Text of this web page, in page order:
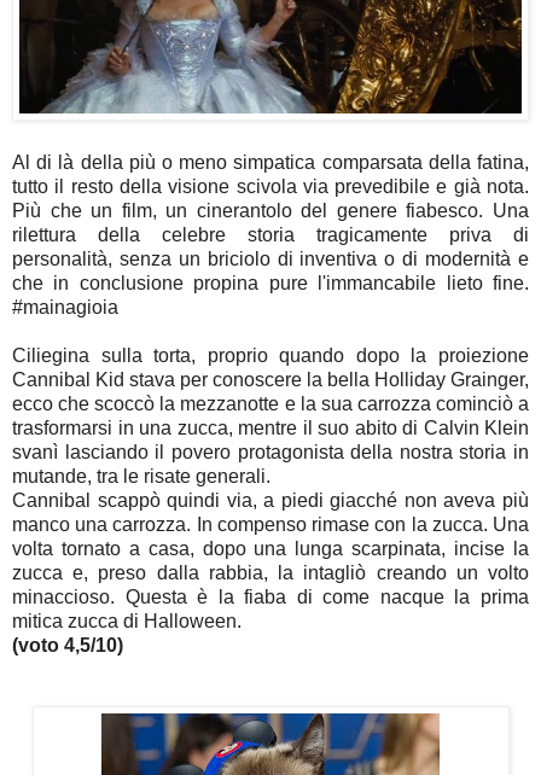
Al di là della più o meno simpatica comparsata della fatina,
tutto il resto della visione scivola via prevedibile e già nota.
Più che un film, un cinerantolo del genere fiabesco. Una
rilettura della celebre storia tragicamente priva di
personalità, senza un briciolo di inventiva o di modernità e
che in conclusione propina pure l'immancabile lieto fine.
#mainagioia
Ciliegina sulla torta, proprio quando dopo la proiezione
Cannibal Kid stava per conoscere la bella Holliday Grainger,
ecco che scoccò la mezzanotte e la sua carrozza cominciò a
trasformarsi in una zucca, mentre il suo abito di Calvin Klein
svanì lasciando il povero protagonista della nostra storia in
mutande, tra le risate generali.
Cannibal scappò quindi via, a piedi giacché non aveva più
manco una carrozza. In compenso rimase con la zucca. Una
volta tornato a casa, dopo una lunga scarpinata, incise la
zucca e, preso dalla rabbia, la intagliò creando un volto
minaccioso. Questa è la fiaba di come nacque la prima
mitica zucca di Halloween.
(voto 4,5/10)